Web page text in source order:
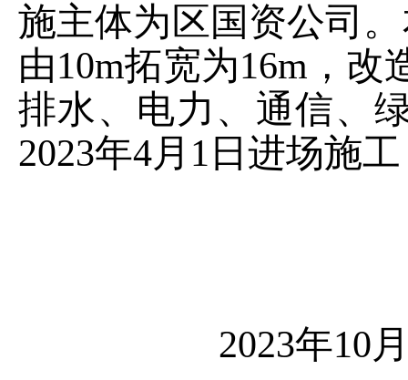
施主体为区国资公司 。
由10m拓宽为16m ，改
排水、电力、通信、
2023年4月 1 日进场施
2023年10